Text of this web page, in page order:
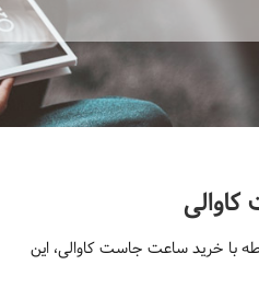
با خرید ساعت جاست کاوالی، این